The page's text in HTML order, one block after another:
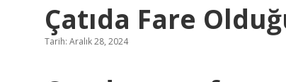
Çatıda Fare
Tarih: Aralık 28, 2024